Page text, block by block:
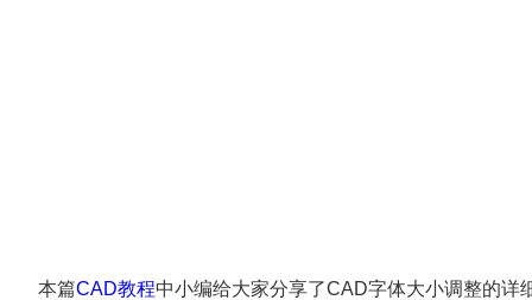
本篇CAD教程中小编给大家分享了CAD字体大小调整的详